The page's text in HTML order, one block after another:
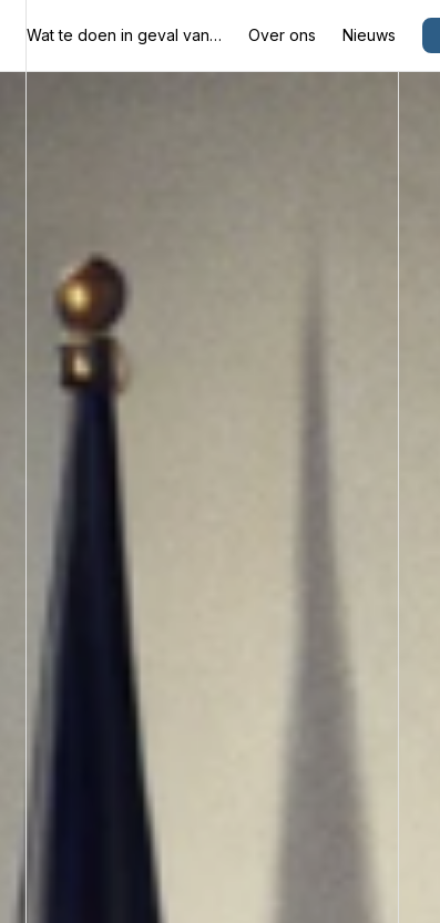
Wat te doen in geval van… Over ons Nieuws